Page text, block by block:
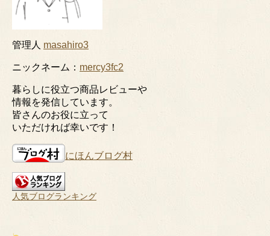
管理人 masahiro3
ニックネーム： mercy3fc2
暮らしに役立つ商品レビューや
情報を発信しています。
皆さんのお役に立って
いただければ幸いです！
にほんブログ村
人気ブログランキング